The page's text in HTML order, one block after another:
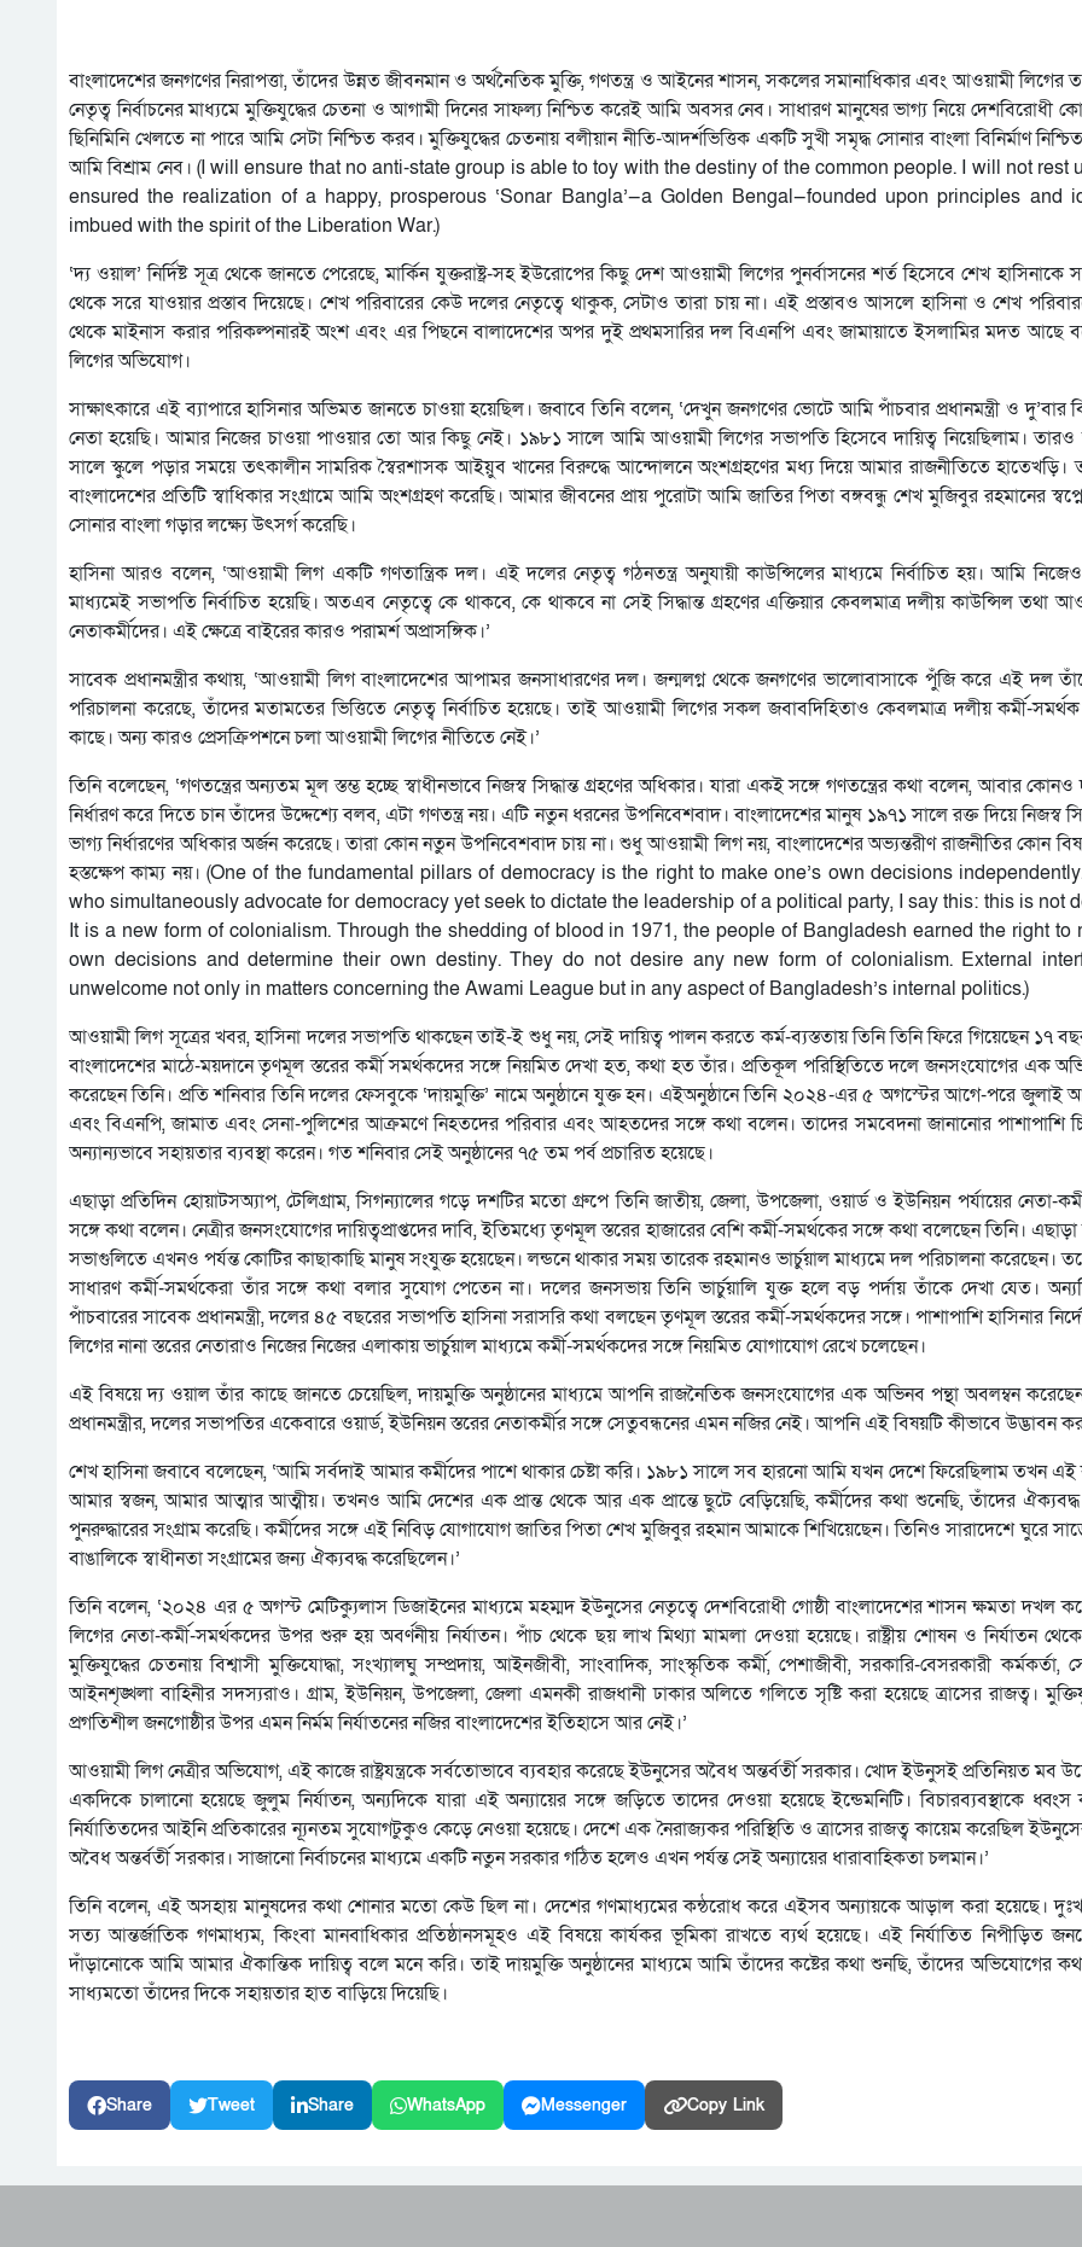
বাংলাদেশের জনগণের নিরাপত্তা, তাঁদের উন্নত জীবনমান ও অর্থনৈতিক মুক্তি, গণতন্ত্র ও আইনের শাসন, সকলের সমানাধিকার এবং আওয়ামী লিগের
নেতৃত্ব নির্বাচনের মাধ্যমে মুক্তিযুদ্ধের চেতনা ও আগামী দিনের সাফল্য নিশ্চিত করেই আমি অবসর নেব। সাধারণ মানুষের ভাগ্য নিয়ে দেশবিরোধী
ছিনিমিনি খেলতে না পারে আমি সেটা নিশ্চিত করব। মুক্তিযুদ্ধের চেতনায় বলীয়ান নীতি-আদর্শভিত্তিক একটি সুখী সমৃদ্ধ সোনার বাংলা বিনির্মাণ
আমি বিশ্রাম নেব। (I will ensure that no anti-state group is able to toy with the destiny of the common people. I will not rest
ensured the realization of a happy, prosperous ‘Sonar Bangla’—a Golden Bengal—founded upon principles and
imbued with the spirit of the Liberation War.)
‘দ্য ওয়াল’ নির্দিষ্ট সূত্র থেকে জানতে পেরেছে, মার্কিন যুক্তরাষ্ট্র-সহ ইউরোপের কিছু দেশ আওয়ামী লিগের পুনর্বাসনের শর্ত হিসেবে শেখ
থেকে সরে যাওয়ার প্রস্তাব দিয়েছে। শেখ পরিবারের কেউ দলের নেতৃত্বে থাকুক, সেটাও তারা চায় না। এই প্রস্তাবও আসলে হাসিনা ও শেখ
থেকে মাইনাস করার পরিকল্পনারই অংশ এবং এর পিছনে বালাদেশের অপর দুই প্রথমসারির দল বিএনপি এবং জামায়াতে ইসলামির মদত আছে
লিগের অভিযোগ।
সাক্ষাৎকারে এই ব্যাপারে হাসিনার অভিমত জানতে চাওয়া হয়েছিল। জবাবে তিনি বলেন, ‘দেখুন জনগণের ভোটে আমি পাঁচবার প্রধানমন্ত্রী ও দু’বার
নেতা হয়েছি। আমার নিজের চাওয়া পাওয়ার তো আর কিছু নেই। ১৯৮১ সালে আমি আওয়ামী লিগের সভাপতি হিসেবে দায়িত্ব নিয়েছিলাম।
সালে স্কুলে পড়ার সময়ে তৎকালীন সামরিক স্বৈরশাসক আইয়ুব খানের বিরুদ্ধে আন্দোলনে অংশগ্রহণের মধ্য দিয়ে আমার রাজনীতিতে হাতেখড়ি।
বাংলাদেশের প্রতিটি স্বাধিকার সংগ্রামে আমি অংশগ্রহণ করেছি। আমার জীবনের প্রায় পুরোটা আমি জাতির পিতা বঙ্গবন্ধু শেখ মুজিবুর রহমানের
সোনার বাংলা গড়ার লক্ষ্যে উৎসর্গ করেছি।
হাসিনা আরও বলেন, ‘আওয়ামী লিগ একটি গণতান্ত্রিক দল। এই দলের নেতৃত্ব গঠনতন্ত্র অনুযায়ী কাউন্সিলের মাধ্যমে নির্বাচিত হয়। আমি
মাধ্যমেই সভাপতি নির্বাচিত হয়েছি। অতএব নেতৃত্বে কে থাকবে, কে থাকবে না সেই সিদ্ধান্ত গ্রহণের এক্তিয়ার কেবলমাত্র দলীয় কাউন্সিল তথা
নেতাকর্মীদের। এই ক্ষেত্রে বাইরের কারও পরামর্শ অপ্রাসঙ্গিক।’
সাবেক প্রধানমন্ত্রীর কথায়, ‘আওয়ামী লিগ বাংলাদেশের আপামর জনসাধারণের দল। জন্মলগ্ন থেকে জনগণের ভালোবাসাকে পুঁজি করে এই দল
পরিচালনা করেছে, তাঁদের মতামতের ভিত্তিতে নেতৃত্ব নির্বাচিত হয়েছে। তাই আওয়ামী লিগের সকল জবাবদিহিতাও কেবলমাত্র দলীয় কর্মী-
কাছে। অন্য কারও প্রেসক্রিপশনে চলা আওয়ামী লিগের নীতিতে নেই।’
তিনি বলেছেন, ‘গণতন্ত্রের অন্যতম মূল স্তম্ভ হচ্ছে স্বাধীনভাবে নিজস্ব সিদ্ধান্ত গ্রহণের অধিকার। যারা একই সঙ্গে গণতন্ত্রের কথা বলেন, আবার
নির্ধারণ করে দিতে চান তাঁদের উদ্দেশ্যে বলব, এটা গণতন্ত্র নয়। এটি নতুন ধরনের উপনিবেশবাদ। বাংলাদেশের মানুষ ১৯৭১ সালে রক্ত দিয়ে নিজস্ব
ভাগ্য নির্ধারণের অধিকার অর্জন করেছে। তারা কোন নতুন উপনিবেশবাদ চায় না। শুধু আওয়ামী লিগ নয়, বাংলাদেশের অভ্যন্তরীণ রাজনীতির কোন
হস্তক্ষেপ কাম্য নয়। (One of the fundamental pillars of democracy is the right to make one’s own decisions
who simultaneously advocate for democracy yet seek to dictate the leadership of a political party, I say this: this is not
It is a new form of colonialism. Through the shedding of blood in 1971, the people of Bangladesh earned the right to
own decisions and determine their own destiny. They do not desire any new form of colonialism. External
unwelcome not only in matters concerning the Awami League but in any aspect of Bangladesh’s internal politics.)
আওয়ামী লিগ সূত্রের খবর, হাসিনা দলের সভাপতি থাকছেন তাই-ই শুধু নয়, সেই দায়িত্ব পালন করতে কর্ম-ব্যস্ততায় তিনি তিনি ফিরে গিয়েছেন ১৭
বাংলাদেশের মাঠে-ময়দানে তৃণমূল স্তরের কর্মী সমর্থকদের সঙ্গে নিয়মিত দেখা হত, কথা হত তাঁর। প্রতিকূল পরিস্থিতিতে দলে জনসংযোগের এক
করেছেন তিনি। প্রতি শনিবার তিনি দলের ফেসবুকে ‘দায়মুক্তি’ নামে অনুষ্ঠানে যুক্ত হন। এইঅনুষ্ঠানে তিনি ২০২৪-এর ৫ অগস্টের আগে-পরে জুলাই
এবং বিএনপি, জামাত এবং সেনা-পুলিশের আক্রমণে নিহতদের পরিবার এবং আহতদের সঙ্গে কথা বলেন। তাদের সমবেদনা জানানোর পাশাপাশি
অন্যান্যভাবে সহায়তার ব্যবস্থা করেন। গত শনিবার সেই অনুষ্ঠানের ৭৫ তম পর্ব প্রচারিত হয়েছে।
এছাড়া প্রতিদিন হোয়াটসঅ্যাপ, টেলিগ্রাম, সিগন্যালের গড়ে দশটির মতো গ্রুপে তিনি জাতীয়, জেলা, উপজেলা, ওয়ার্ড ও ইউনিয়ন পর্যায়ের নেতা-
সঙ্গে কথা বলেন। নেত্রীর জনসংযোগের দায়িত্বপ্রাপ্তদের দাবি, ইতিমধ্যে তৃণমূল স্তরের হাজারের বেশি কর্মী-সমর্থকের সঙ্গে কথা বলেছেন তিনি। এছাড়া
সভাগুলিতে এখনও পর্যন্ত কোটির কাছাকাছি মানুষ সংযুক্ত হয়েছেন। লন্ডনে থাকার সময় তারেক রহমানও ভার্চুয়াল মাধ্যমে দল পরিচালনা করেছেন।
সাধারণ কর্মী-সমর্থকেরা তাঁর সঙ্গে কথা বলার সুযোগ পেতেন না। দলের জনসভায় তিনি ভার্চুয়ালি যুক্ত হলে বড় পর্দায় তাঁকে দেখা যেত।
পাঁচবারের সাবেক প্রধানমন্ত্রী, দলের ৪৫ বছরের সভাপতি হাসিনা সরাসরি কথা বলছেন তৃণমূল স্তরের কর্মী-সমর্থকদের সঙ্গে। পাশাপাশি হাসিনার
লিগের নানা স্তরের নেতারাও নিজের নিজের এলাকায় ভার্চুয়াল মাধ্যমে কর্মী-সমর্থকদের সঙ্গে নিয়মিত যোগাযোগ রেখে চলেছেন।
এই বিষয়ে দ্য ওয়াল তাঁর কাছে জানতে চেয়েছিল, দায়মুক্তি অনুষ্ঠানের মাধ্যমে আপনি রাজনৈতিক জনসংযোগের এক অভিনব পন্থা অবলম্বন
প্রধানমন্ত্রীর, দলের সভাপতির একেবারে ওয়ার্ড, ইউনিয়ন স্তরের নেতাকর্মীর সঙ্গে সেতুবন্ধনের এমন নজির নেই। আপনি এই বিষয়টি কীভাবে উদ্ভাবন
শেখ হাসিনা জবাবে বলেছেন, ‘আমি সর্বদাই আমার কর্মীদের পাশে থাকার চেষ্টা করি। ১৯৮১ সালে সব হারনো আমি যখন দেশে ফিরেছিলাম তখন এই
আমার স্বজন, আমার আত্মার আত্মীয়। তখনও আমি দেশের এক প্রান্ত থেকে আর এক প্রান্তে ছুটে বেড়িয়েছি, কর্মীদের কথা শুনেছি, তাঁদের ঐক্যবদ্ধ
পুনরুদ্ধারের সংগ্রাম করেছি। কর্মীদের সঙ্গে এই নিবিড় যোগাযোগ জাতির পিতা শেখ মুজিবুর রহমান আমাকে শিখিয়েছেন। তিনিও সারাদেশে ঘুরে
বাঙালিকে স্বাধীনতা সংগ্রামের জন্য ঐক্যবদ্ধ করেছিলেন।’
তিনি বলেন, ‘২০২৪ এর ৫ অগস্ট মেটিক্যুলাস ডিজাইনের মাধ্যমে মহম্মদ ইউনুসের নেতৃত্বে দেশবিরোধী গোষ্ঠী বাংলাদেশের শাসন ক্ষমতা দখল
লিগের নেতা-কর্মী-সমর্থকদের উপর শুরু হয় অবর্ণনীয় নির্যাতন। পাঁচ থেকে ছয় লাখ মিথ্যা মামলা দেওয়া হয়েছে। রাষ্ট্রীয় শোষন ও নির্যাতন
মুক্তিযুদ্ধের চেতনায় বিশ্বাসী মুক্তিযোদ্ধা, সংখ্যালঘু সম্প্রদায়, আইনজীবী, সাংবাদিক, সাংস্কৃতিক কর্মী, পেশাজীবী, সরকারি-বেসরকারী কর্মকর্তা,
আইনশৃঙ্খলা বাহিনীর সদস্যরাও। গ্রাম, ইউনিয়ন, উপজেলা, জেলা এমনকী রাজধানী ঢাকার অলিতে গলিতে সৃষ্টি করা হয়েছে ত্রাসের রাজত্ব।
প্রগতিশীল জনগোষ্ঠীর উপর এমন নির্মম নির্যাতনের নজির বাংলাদেশের ইতিহাসে আর নেই।’
আওয়ামী লিগ নেত্রীর অভিযোগ, এই কাজে রাষ্ট্রযন্ত্রকে সর্বতোভাবে ব্যবহার করেছে ইউনুসের অবৈধ অন্তর্বর্তী সরকার। খোদ ইউনুসই প্রতিনিয়ত মব
একদিকে চালানো হয়েছে জুলুম নির্যাতন, অন্যদিকে যারা এই অন্যায়ের সঙ্গে জড়িতে তাদের দেওয়া হয়েছে ইন্ডেমনিটি। বিচারব্যবস্থাকে ধ্বংস
নির্যাতিতদের আইনি প্রতিকারের ন্যূনতম সুযোগটুকুও কেড়ে নেওয়া হয়েছে। দেশে এক নৈরাজ্যকর পরিস্থিতি ও ত্রাসের রাজত্ব কায়েম করেছিল
অবৈধ অন্তর্বর্তী সরকার। সাজানো নির্বাচনের মাধ্যমে একটি নতুন সরকার গঠিত হলেও এখন পর্যন্ত সেই অন্যায়ের ধারাবাহিকতা চলমান।’
তিনি বলেন, এই অসহায় মানুষদের কথা শোনার মতো কেউ ছিল না। দেশের গণমাধ্যমের কন্ঠরোধ করে এইসব অন্যায়কে আড়াল করা হয়েছে।
সত্য আন্তর্জাতিক গণমাধ্যম, কিংবা মানবাধিকার প্রতিষ্ঠানসমূহও এই বিষয়ে কার্যকর ভূমিকা রাখতে ব্যর্থ হয়েছে। এই নির্যাতিত নিপীড়িত
দাঁড়ানোকে আমি আমার ঐকান্তিক দায়িত্ব বলে মনে করি। তাই দায়মুক্তি অনুষ্ঠানের মাধ্যমে আমি তাঁদের কষ্টের কথা শুনছি, তাঁদের অভিযোগের
সাধ্যমতো তাঁদের দিকে সহায়তার হাত বাড়িয়ে দিয়েছি।
Share Tweet Share WhatsApp Messenger Copy Link